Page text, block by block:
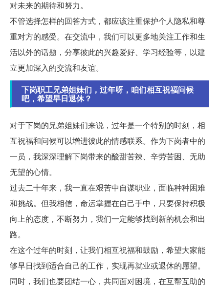
对未来的期待和努力。
不管选择怎样的回答方式，都应该注重保护个人隐私和尊
重对方的感受。在交流中，我们可以更多地关注工作和生
活以外的话题，分享彼此的兴趣爱好、学习经验等，以建
立更加深入的交流和友谊。
下岗职工兄弟姐妹们，过年呀，咱们相互祝福问候
吧，希望早日退休？
对于下岗的兄弟姐妹们来说，过年是一个特别的时刻，相
互祝福和问候可以增进彼此的情感联系。作为下岗者中的
一员，我深深理解下岗带来的酸甜苦辣、辛劳苦困、无助
无望的心情。
过去二十年来，我一直在艰苦中自谋职业，面临种种困难
和挑战。但我相信，命运掌握在自己手中，只要保持积极
向上的态度，不断努力，我们一定能够找到新的机会和出
路。
在这个过年的时刻，让我们相互祝福和鼓励，希望大家能
够早日找到适合自己的工作，实现再就业或退休的愿望。
同时，我们也要团结一心，共同面对困境，在互帮互助的